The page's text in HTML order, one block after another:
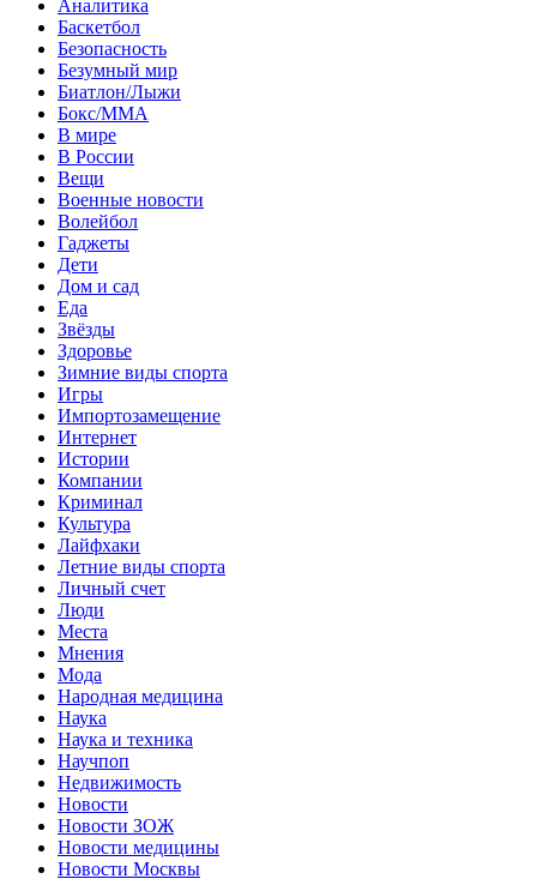
Аналитика
Баскетбол
Безопасность
Безумный мир
Биатлон/Лыжи
Бокс/MMA
В мире
В России
Вещи
Военные новости
Волейбол
Гаджеты
Дети
Дом и сад
Еда
Звёзды
Здоровье
Зимние виды спорта
Игры
Импортозамещение
Интернет
Истории
Компании
Криминал
Культура
Лайфхаки
Летние виды спорта
Личный счет
Люди
Места
Мнения
Мода
Народная медицина
Наука
Наука и техника
Научпоп
Недвижимость
Новости
Новости ЗОЖ
Новости медицины
Новости Москвы